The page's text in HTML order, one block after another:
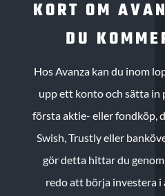
KORT OM
DU
Hos Avanza kan du inom
upp ett konto och sätta
första aktie- eller fondköp,
Swish, Trustly eller
gör detta hittar du
redo att börja investera